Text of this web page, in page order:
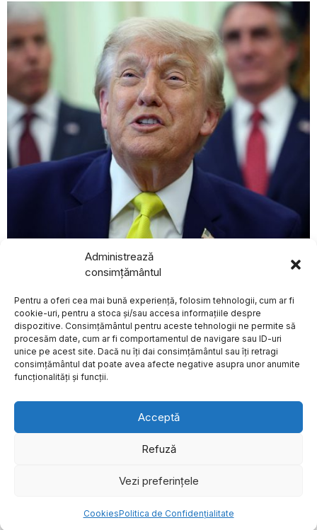
Administrează
consimțământul
Pentru a oferi cea mai bună experiență, folosim tehnologii, cum ar fi
cookie-uri, pentru a stoca și/sau accesa informațiile despre
dispozitive. Consimțământul pentru aceste tehnologii ne permite să
procesăm date, cum ar fi comportamentul de navigare sau ID-uri
unice pe acest site. Dacă nu îți dai consimțământul sau îți retragi
consimțământul dat poate avea afecte negative asupra unor anumite
funcționalități și funcții.
Acceptă
Refuză
Vezi preferințele
CookiesPolitica de Confidențialitate
Donald Trump și-a exprimat sprijinul pentru
vicepreședintele JD Vance în alegerile prezidențiale din
EXTERNE
Despre Politica de Confidențialitate Termeni și Conditii
Contact
Cookies
- Toate drepturile sunt rezervate.
Un proiectil a căzut în
cartierul evreiesc din
Orașul Vechi al
Ierusalimului, în
apropierea locurilor
sfinte
Un proiectil, considerat a
rachetă
Un bărbat de 71 de
ani a murit după ce
mașina sa a fost
lovită de tren în Timiș
loc luni dimineață într-o